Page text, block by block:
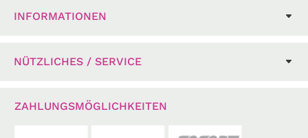
INFORMATIONEN
NÜTZLICHES / SERVICE
ZAHLUNGSMÖGLICHKEITEN